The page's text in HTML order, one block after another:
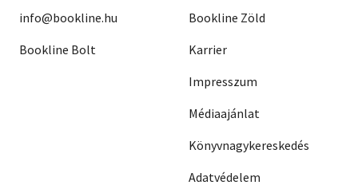
info@bookline.hu
Bookline Bolt
Bookline Zöld
Karrier
Impresszum
Médiaajánlat
Könyvnagykereskedés
Adatvédelem